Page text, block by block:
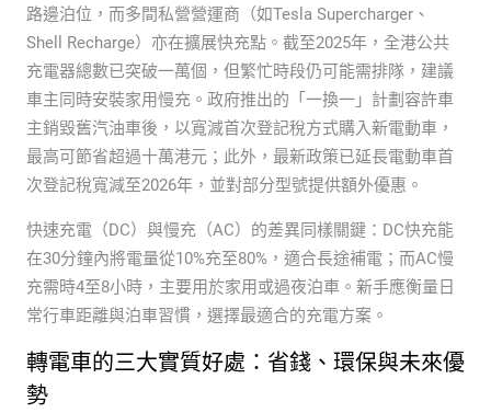
路邊泊位，而多間私營營運商（如Tesla Supercharger、
Shell Recharge）亦在擴展快充點。截至2025年，全港公共
充電器總數已突破一萬個，但繁忙時段仍可能需排隊，建議
車主同時安裝家用慢充。政府推出的「一換一」計劃容許車
主銷毀舊汽油車後，以寬減首次登記稅方式購入新電動車，
最高可節省超過十萬港元；此外，最新政策已延長電動車首
次登記稅寬減至2026年，並對部分型號提供額外優惠。
快速充電（DC）與慢充（AC）的差異同樣關鍵：DC快充能
在30分鐘內將電量從10%充至80%，適合長途補電；而AC慢
充需時4至8小時，主要用於家用或過夜泊車。新手應衡量日
常行車距離與泊車習慣，選擇最適合的充電方案。
轉電車的三大實質好處：省錢、環保與未來優
勢